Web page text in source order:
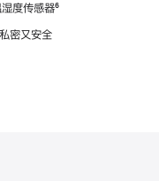
湿度传感器脚
⁶
私密又安全